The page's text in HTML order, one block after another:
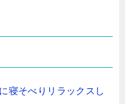
寝そべりリラックスし